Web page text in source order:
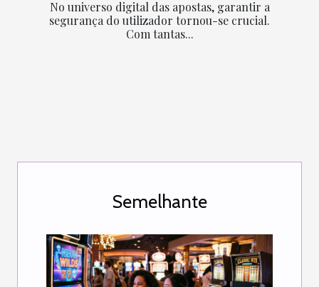
No universo digital das apostas, garantir a
segurança do utilizador tornou-se crucial.
Com tantas...
Semelhante